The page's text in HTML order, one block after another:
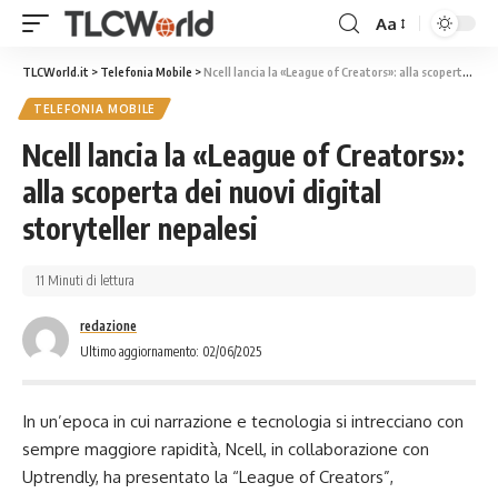
Aa
TLCWorld.it > Telefonia Mobile >Ncell lancia la «League of Creators»: alla scoperta dei nuovi digital storyteller nepalesi
TELEFONIA MOBILE
Ncell lancia la «League of Creators»:
alla scoperta dei nuovi digital
storyteller nepalesi
Ultimo aggiornamento: 02/06/2025
redazione
11 Minuti di lettura
In un’epoca in cui narrazione e tecnologia si intrecciano con
sempre maggiore rapidità, Ncell, in collaborazione con
Uptrendly, ha presentato la “League of Creators”,